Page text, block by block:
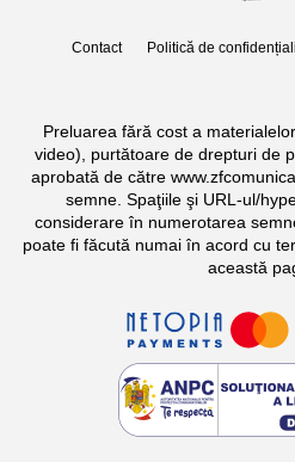
Contact Politică de
Preluarea fără cost a
video), purtătoare de drepturi de
aprobată de către
semne. Spaţiile şi URL-ul/
considerare în numerotarea
poate fi făcută numai în acord cu
această